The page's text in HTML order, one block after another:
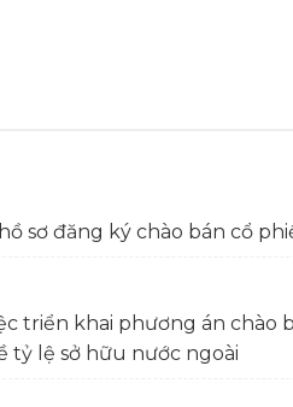
sơ đăng ký chào bán cổ
triển khai phương án
tỷ lệ sở hữu nước ngoài